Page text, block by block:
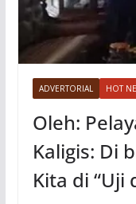
ADVERTORIAL HOT
Oleh:
Kaligis: Di
Kita di “Uji